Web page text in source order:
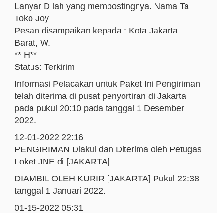
Lanyar D lah yang mempostingnya. Nama Ta
Toko Joy
Pesan disampaikan kepada : Kota Jakarta
Barat, W.
** H**
Status: Terkirim
Informasi Pelacakan untuk Paket Ini Pengiriman
telah diterima di pusat penyortiran di Jakarta
pada pukul 20:10 pada tanggal 1 Desember
2022.
12-01-2022 22:16
PENGIRIMAN Diakui dan Diterima oleh Petugas
Loket JNE di [JAKARTA].
DIAMBIL OLEH KURIR [JAKARTA] Pukul 22:38
tanggal 1 Januari 2022.
01-15-2022 05:31